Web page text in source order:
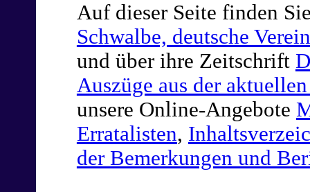
Auf dieser Seite finden
Schwalbe, deutsche
und über ihre Zeitschrift
Auszüge aus der
unsere Online-Angebote
Erratalisten,
der Bemerkungen und